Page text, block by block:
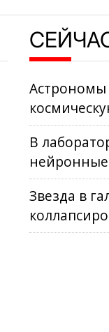
Астрономы
В
нейронные
Звезда в